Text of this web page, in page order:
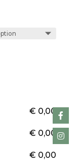
0,00
€
0,00
€
0,00
€